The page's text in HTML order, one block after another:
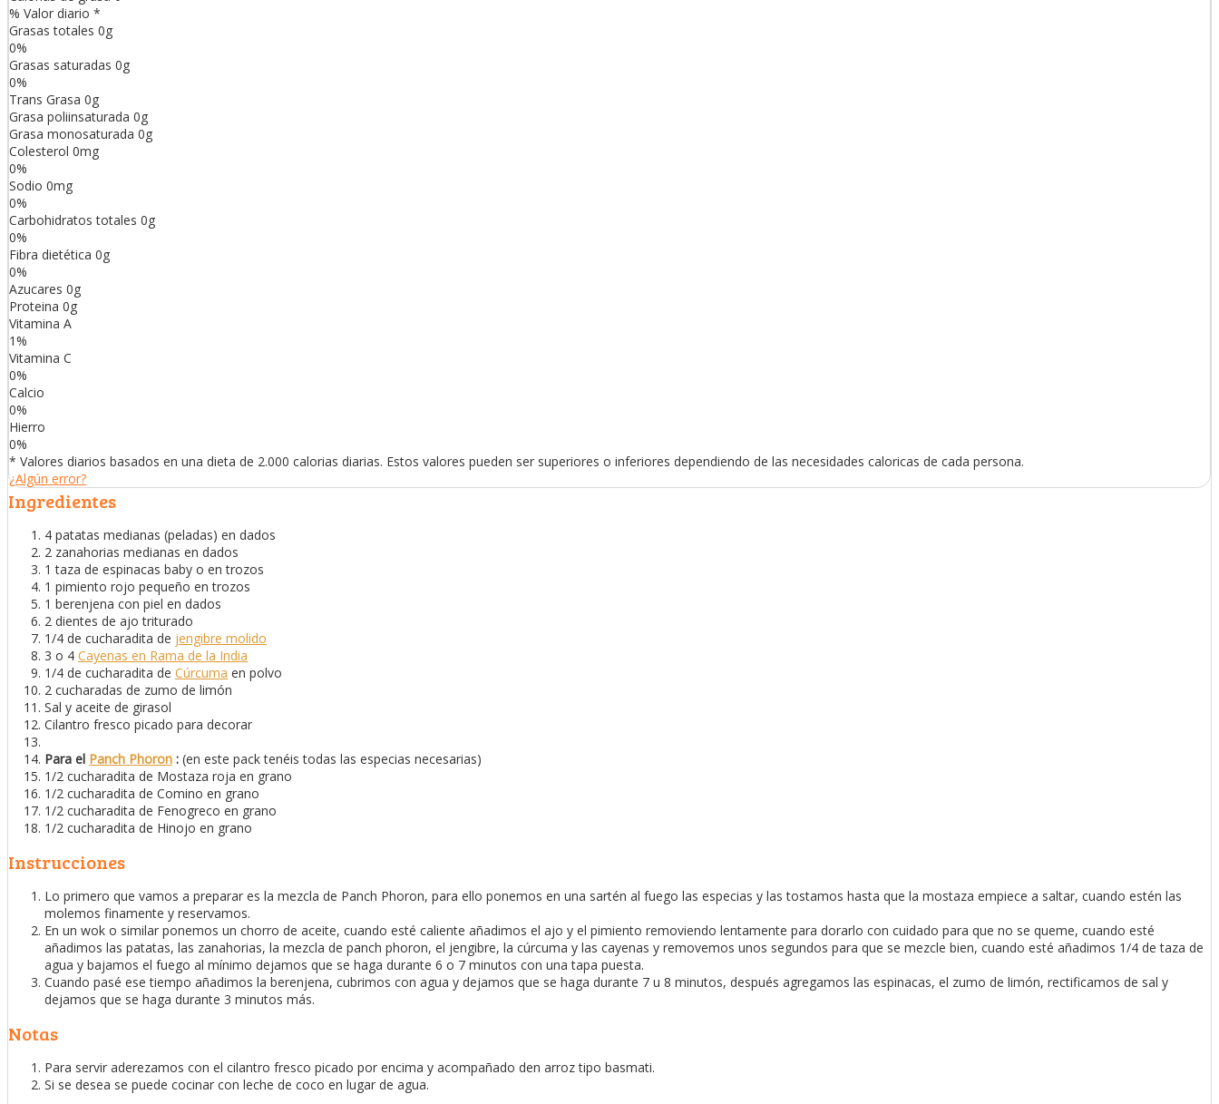
% Valor diario *
Grasas totales 0g
0%
Grasas saturadas 0g
0%
Trans Grasa 0g
Grasa poliinsaturada 0g
Grasa monosaturada 0g
Colesterol 0mg
0%
Sodio 0mg
0%
Carbohidratos totales 0g
0%
Fibra dietética 0g
0%
Azucares 0g
Proteina 0g
Vitamina A
1%
Vitamina C
0%
Calcio
0%
Hierro
0%
* Valores diarios basados en una dieta de 2.000 calorias diarias. Estos valores pueden ser superiores o inferiores dependiendo de las necesidades caloricas de cada persona.
¿Algún error?
Ingredientes
4 patatas medianas (peladas) en dados
2 zanahorias medianas en dados
1 taza de espinacas baby o en trozos
1 pimiento rojo pequeño en trozos
1 berenjena con piel en dados
2 dientes de ajo triturado
1/4 de cucharadita de jengibre molido
3 o 4 Cayenas en Rama de la India
1/4 de cucharadita de Cúrcuma en polvo
2 cucharadas de zumo de limón
Sal y aceite de girasol
Cilantro fresco picado para decorar
Para el Panch Phoron : (en este pack tenéis todas las especias necesarias)
1/2 cucharadita de Mostaza roja en grano
1/2 cucharadita de Comino en grano
1/2 cucharadita de Fenogreco en grano
1/2 cucharadita de Hinojo en grano
Instrucciones
Lo primero que vamos a preparar es la mezcla de Panch Phoron, para ello ponemos en una sartén al fuego las especias y las tostamos hasta que la mostaza empiece a saltar, cuando estén las
molemos finamente y reservamos.
En un wok o similar ponemos un chorro de aceite, cuando esté caliente añadimos el ajo y el pimiento removiendo lentamente para dorarlo con cuidado para que no se queme, cuando esté
añadimos las patatas, las zanahorias, la mezcla de panch phoron, el jengibre, la cúrcuma y las cayenas y removemos unos segundos para que se mezcle bien, cuando esté añadimos 1/4 de taza de
agua y bajamos el fuego al mínimo dejamos que se haga durante 6 o 7 minutos con una tapa puesta.
Cuando pasé ese tiempo añadimos la berenjena, cubrimos con agua y dejamos que se haga durante 7 u 8 minutos, después agregamos las espinacas, el zumo de limón, rectificamos de sal y
dejamos que se haga durante 3 minutos más.
Notas
Para servir aderezamos con el cilantro fresco picado por encima y acompañado den arroz tipo basmati.
Si se desea se puede cocinar con leche de coco en lugar de agua.